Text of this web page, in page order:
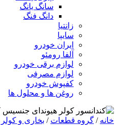
سانگ یانگ
دانگ فنگ
زانتیا
سایپا
ایران خودرو
آلفا رومئو
لوازم برقی خودرو
لوازم مصرفی
کفپوش خودرو
روغن ها و محلول ها
خانه / گروه قطعات / بخاری و کولر